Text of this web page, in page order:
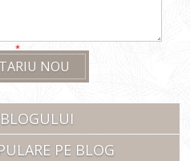
*
NOU
PE BLOG